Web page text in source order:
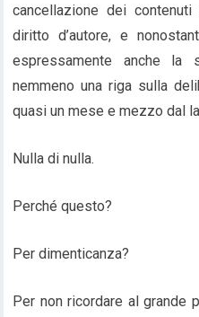
cancellazione dei
diritto d’autore, e
espressamente anche la
nemmeno una riga sulla
quasi un mese e mezzo dal
Nulla di nulla.
Perché questo?
Per dimenticanza?
Per non ricordare al grande